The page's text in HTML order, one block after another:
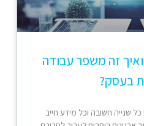
זה משפר עבודה
בעסק?
שנייה חשובה וכל מידע חייב